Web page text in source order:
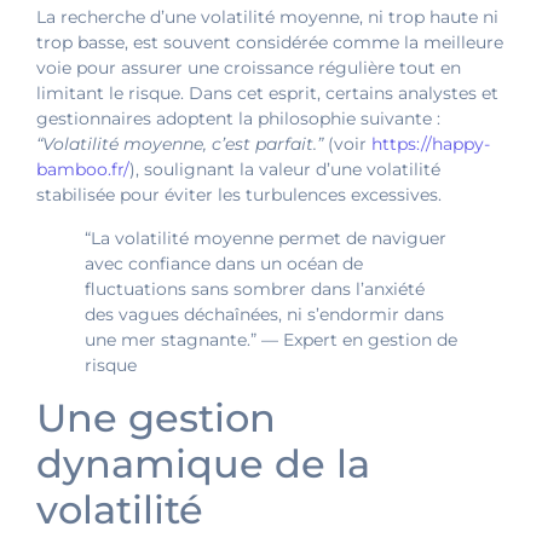
La recherche d’une volatilité moyenne, ni trop haute ni
trop basse, est souvent considérée comme la meilleure
voie pour assurer une croissance régulière tout en
limitant le risque. Dans cet esprit, certains analystes et
gestionnaires adoptent la philosophie suivante :
“Volatilité moyenne, c’est parfait.”(voir https://happy-
bamboo.fr/), soulignant la valeur d’une volatilité
stabilisée pour éviter les turbulences excessives.
“La volatilité moyenne permet de naviguer
avec confiance dans un océan de
fluctuations sans sombrer dans l’anxiété
des vagues déchaînées, ni s’endormir dans
une mer stagnante.” — Expert en gestion de
risque
Une gestion
dynamique de la
volatilité